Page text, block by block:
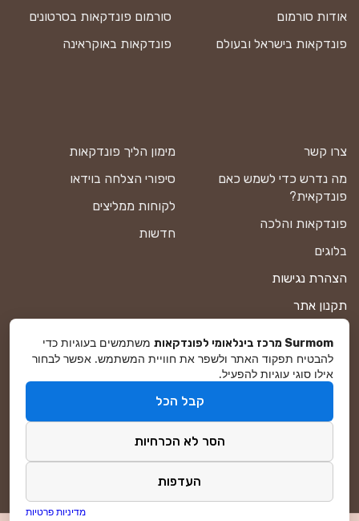
צרו קשר
מה נדרש כדי לשמש כאם
פונדקאית?
פונדקאות והלכה
בלוגים
הצהרת נגישות
תקנון אתר
מפת אתר
מימון הליך פונדקאות
סיפורי הצלחה בוידאו
לקוחות ממליצים
חדשות
אודות סורמום
סורמום פונדקאות בסרטונים
פונדקאות בישראל ובעולם
פונדקאות באוקראינה
פיתוח ושיווק באינטרנטDreamZone
Surmom מרכז בינלאומי לפונדקאות
משתמשים בעוגיות כדי
להבטיח תפקוד האתר ולשפר את חוויית המשתמש. אפשר לבחור
אילו סוגי עוגיות להפעיל.
קבל הכל
הסר לא הכרחיות
העדפות
מדיניות פרטיות